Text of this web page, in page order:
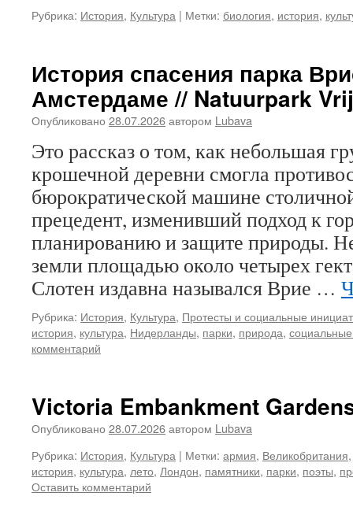
Рубрика: История, Культура | Метки: биология, история,
История спасения парка
Амстердаме // Natuurpark
Опубликовано 28.07.2026автором Lubava
Это рассказ о том, как небольшая
крошечной деревни смогла
бюрократической машине
прецедент, изменивший подход к
планированию и защите природы.
земли площадью около четырех
Слотен издавна назывался Врие …
Рубрика: История, Культура, Протесты и социальные
история, культура, Нидерланды, парки, природа,
комментарий
Victoria Embankment
Опубликовано 28.07.2026автором Lubava
Рубрика: История, Культура | Метки: армия, Великобритания
история, культура, лето, Лондон, памятники, парки, поэты,
Оставить комментарий